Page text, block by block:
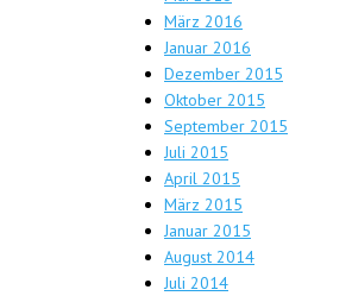
März 2016
Januar 2016
Dezember 2015
Oktober 2015
September 2015
Juli 2015
April 2015
März 2015
Januar 2015
August 2014
Juli 2014